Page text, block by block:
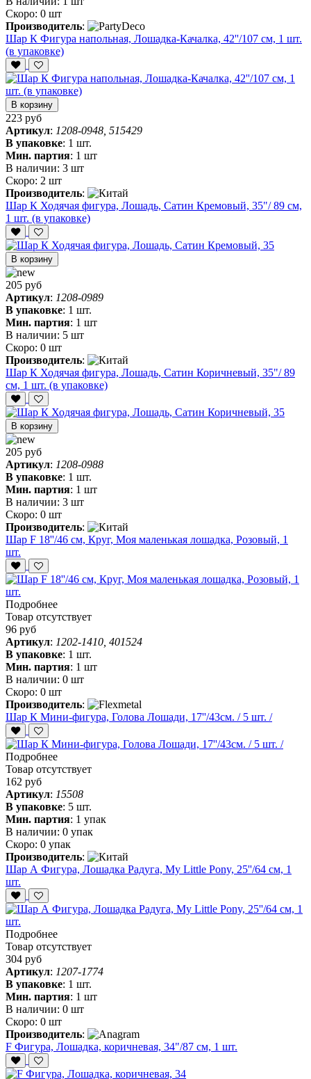
Скоро: 0 шт
Производитель:
Шар К Фигура напольная, Лошадка-Качалка, 42''/107 см, 1 шт.
(в упаковке)
В корзину
223 руб
Артикул: 1208-0948, 515429
В упаковке: 1 шт.
Мин. партия: 1 шт
В наличии: 3 шт
Скоро: 2 шт
Производитель:
Шар К Ходячая фигура, Лошадь, Сатин Кремовый, 35"/ 89 см,
1 шт. (в упаковке)
В корзину
205 руб
Артикул: 1208-0989
В упаковке: 1 шт.
Мин. партия: 1 шт
В наличии: 5 шт
Скоро: 0 шт
Производитель:
Шар К Ходячая фигура, Лошадь, Сатин Коричневый, 35"/ 89
см, 1 шт. (в упаковке)
В корзину
205 руб
Артикул: 1208-0988
В упаковке: 1 шт.
Мин. партия: 1 шт
В наличии: 3 шт
Скоро: 0 шт
Производитель:
Шар F 18''/46 см, Круг, Моя маленькая лошадка, Розовый, 1
шт.
Подробнее
Товар отсутствует
96 руб
Артикул: 1202-1410, 401524
В упаковке: 1 шт.
Мин. партия: 1 шт
В наличии: 0 шт
Скоро: 0 шт
Производитель:
Шар К Мини-фигура, Голова Лошади, 17''/43см. / 5 шт. /
Подробнее
Товар отсутствует
162 руб
Артикул: 15508
В упаковке: 5 шт.
Мин. партия: 1 упак
В наличии: 0 упак
Скоро: 0 упак
Производитель:
Шар А Фигура, Лошадка Радуга, My Little Pony, 25''/64 см, 1
шт.
Подробнее
Товар отсутствует
304 руб
Артикул: 1207-1774
В упаковке: 1 шт.
Мин. партия: 1 шт
В наличии: 0 шт
Скоро: 0 шт
Производитель:
F Фигура, Лошадка, коричневая, 34"/87 см, 1 шт.